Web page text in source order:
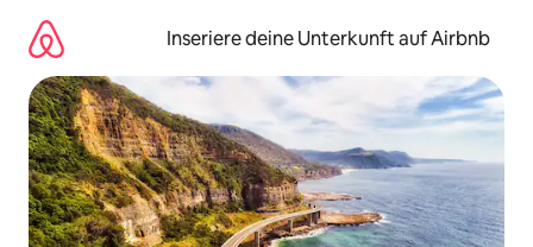
Inhalten
springen
Inseriere deine Unterkunft auf Airbnb